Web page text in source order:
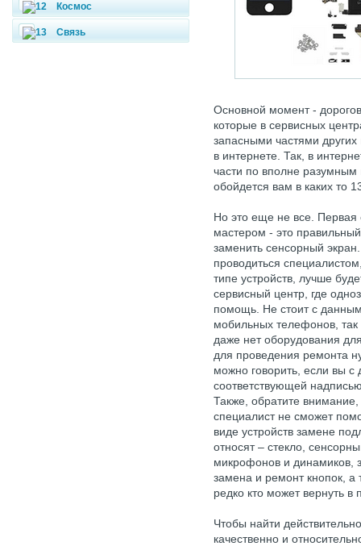
Космос
Связь
Основной момент -
которые в сервисных
запасными частями
в интернете. Так, в
части по вполне
обойдется вам в каких то
Но это еще не все. Первая
мастером - это
заменить сенсорный
проводиться
типе устройств, лучше
сервисный центр, где
помощь. Не стоит с
мобильных телефонов, так
даже нет оборудования
для проведения ремонта
можно говорить, если вы с
соответствующей
Также, обратите
специалист не сможет
виде устройств замене
относят – стекло,
микрофонов и динамиков,
замена и ремонт кнопок,
редко кто может вернуть в
Чтобы найти
качественно и